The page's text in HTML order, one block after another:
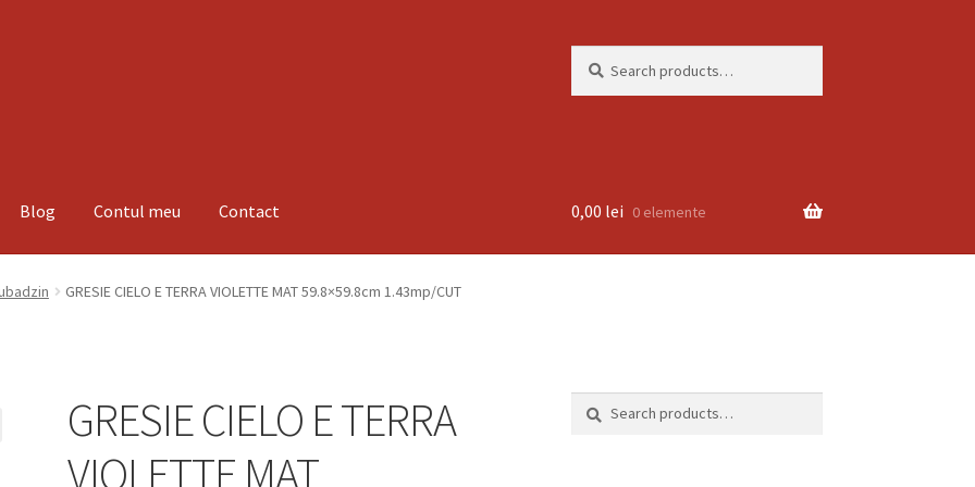
for:
Blog Contul meu Contact
noiInformatii Magazin Plată
0,00 lei 0 elemente
GRESIE CIELO E TERRA VIOLETTE MAT 59.8×59.8cm 1.43mp/CUT
GRESIE CIELO E TERRA
VIOLETTE MAT
Search
Search